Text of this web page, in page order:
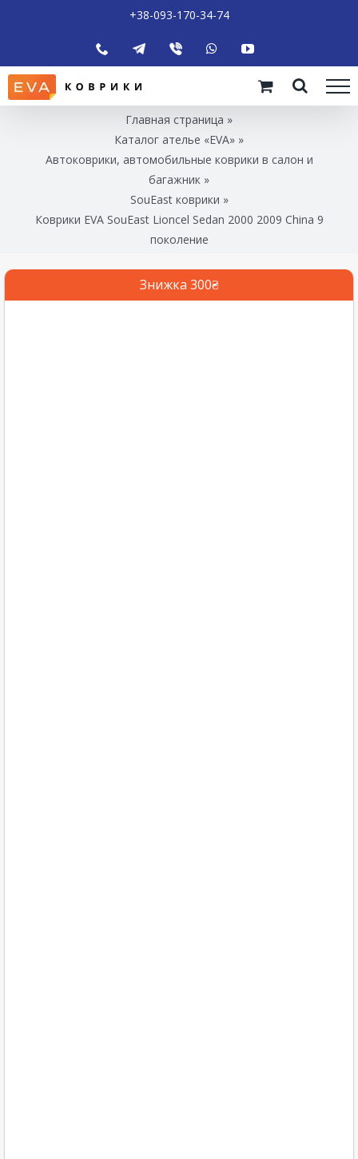
+38-093-170-34-74
Главная страница »
Каталог ателье «EVA» »
Автоковрики, автомобильные коврики в салон и
багажник »
SouEast коврики »
Коврики EVA SouEast Lioncel Sedan 2000 2009 China 9
поколение
Знижка 300₴